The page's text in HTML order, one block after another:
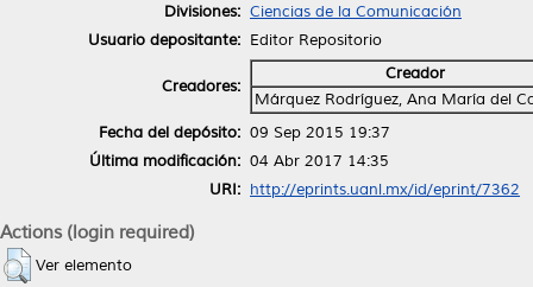
Divisiones: Ciencias de la Comunicación
Usuario depositante: Editor Repositorio
Creadores:
Creador
Márquez Rodríguez, Ana María del
Fecha del depósito: 09 Sep 2015 19:37
Última modificación: 04 Abr 2017 14:35
URI: http://eprints.uanl.mx/id/eprint/7362
Actions (login required)
Ver elemento